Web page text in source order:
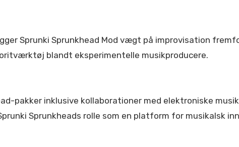
Sprunki Sprunkhead Mod vægt på improvisation
blandt eksperimentelle musikproducere.
pakker inklusive kollaborationer med elektroniske
Sprunkheads rolle som en platform for musikalsk